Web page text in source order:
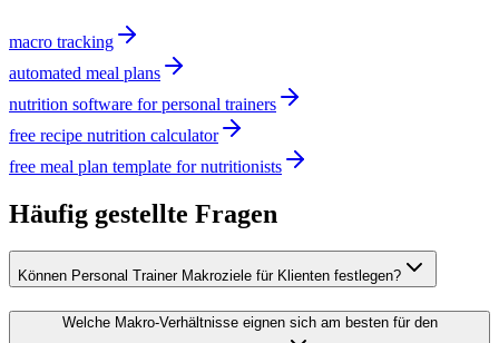
macro tracking
automated meal plans
nutrition software for personal trainers
free recipe nutrition calculator
free meal plan template for nutritionists
Häufig gestellte Fragen
Können Personal Trainer Makroziele für Klienten festlegen?
Welche Makro-Verhältnisse eignen sich am besten für den